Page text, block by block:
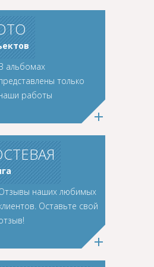
альбомах
только
работы
наших любимых
Оставьте свой